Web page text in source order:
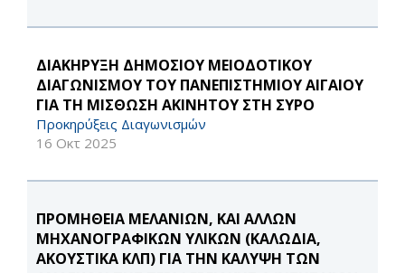
ΔΙΑΚΗΡΥΞΗ ΔΗΜΟΣΙΟΥ ΜΕΙΟΔΟΤΙΚΟΥ
ΔΙΑΓΩΝΙΣΜΟΥ ΤΟΥ ΠΑΝΕΠΙΣΤΗΜΙΟΥ ΑΙΓΑΙΟΥ
ΓΙΑ ΤΗ ΜΙΣΘΩΣΗ ΑΚΙΝΗΤOY ΣΤΗ ΣΥΡΟ
Προκηρύξεις Διαγωνισμών
16 Οκτ 2025
ΠΡΟΜΗΘΕΙΑ ΜΕΛΑΝΙΩΝ, ΚΑΙ ΑΛΛΩΝ
ΜΗΧΑΝΟΓΡΑΦΙΚΩΝ ΥΛΙΚΩΝ (ΚΑΛΩΔΙΑ,
ΑΚΟΥΣΤΙΚΑ ΚΛΠ) ΓΙΑ ΤΗΝ ΚΑΛΥΨΗ ΤΩΝ